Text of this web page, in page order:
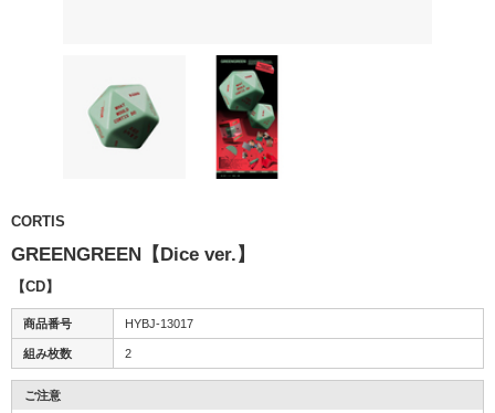
CORTIS
GREENGREEN【Dice ver.】
【CD】
商品番号 HYBJ-13017
組み枚数 2
ご注意